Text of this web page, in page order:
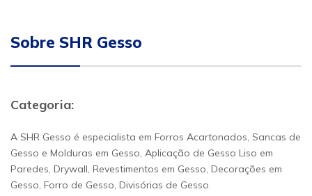
Sobre SHR Gesso
Categoria:
A SHR Gesso é especialista em Forros Acartonados, Sancas de
Gesso e Molduras em Gesso, Aplicação de Gesso Liso em
Paredes, Drywall, Revestimentos em Gesso, Decorações em
Gesso, Forro de Gesso, Divisórias de Gesso.